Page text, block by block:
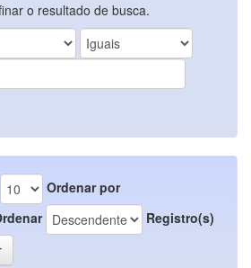
o resultado de busca.
Ordenar por
Registro(s)